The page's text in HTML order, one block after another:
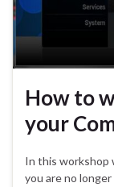
How to
your
In this workshop
you are no